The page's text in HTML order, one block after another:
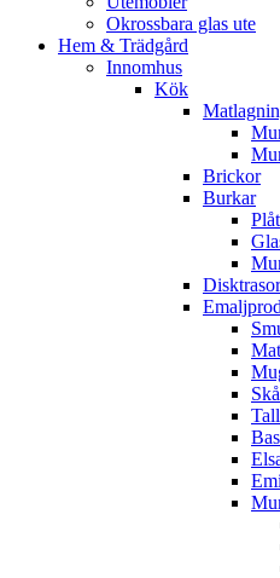
Okrossbara glas ute
Hem & Trädgård
Innomhus
Kök
Brickor
Burkar
Disktrasor